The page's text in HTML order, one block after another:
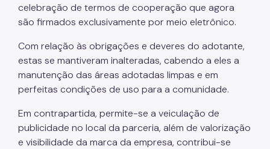
celebração de termos de cooperação que agora
são firmados exclusivamente por meio eletrônico.
Com relação às obrigações e deveres do adotante,
estas se mantiveram inalteradas, cabendo a eles a
manutenção das áreas adotadas limpas e em
perfeitas condições de uso para a comunidade.
Em contrapartida, permite-se a veiculação de
publicidade no local da parceria, além de valorização
e visibilidade da marca da empresa, contribui-se